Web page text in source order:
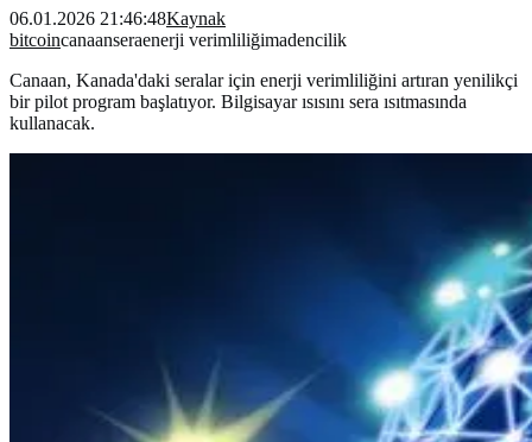
06.01.2026 21:46:48Kaynak
bitcoincanaanseraenerji verimliliğimadencilik
Canaan, Kanada'daki seralar için enerji verimliliğini artıran yenilikçi
bir pilot program başlatıyor. Bilgisayar ısısını sera ısıtmasında
kullanacak.